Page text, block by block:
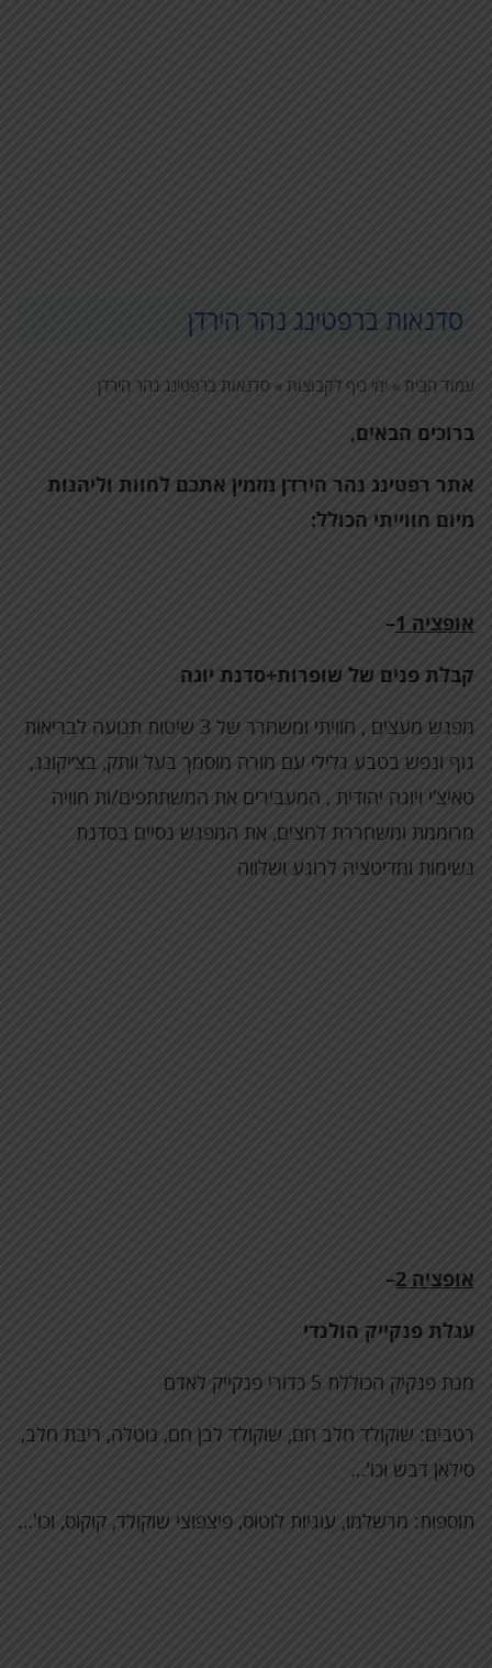
סדנאות ברפטינג נהר הירדן
עמוד הבית » ימי כיף לקבוצות » סדנאות ברפטינג נהר הירדן
ברוכים הבאים,
אתר רפטינג נהר הירדן מזמין אתכם לחוות וליהנות
מיום חווייתי הכולל:
אופציה 1
–
קבלת פנים של שופרות+סדנת יוגה
מפגש מעצים , חוויתי ומשחרר של 3 שיטות תנועה לבריאות
גוף ונפש בטבע גלילי עם מורה מוסמך בעל וותק, בצ׳יקונג,
טאיצ’י ויוגה יהודית , המעבירים את המשתתפים/ות חוויה
מרוממת ומשחררת לחצים, את המפגש נסיים בסדנת
נשימות ומדיטציה לרוגע ושלווה
אופציה 2
–
עגלת פנקייק הולנדי
מנת פנקיק הכוללת 5 כדורי פנקייק לאדם
רטבים: שוקולד חלב חם, שוקולד לבן חם, נוטלה, ריבת חלב,
סילאן דבש וכו'…
תוספות: מרשלמו, עוגיות לוטוס, פיצפוצי שוקולד, קוקוס, וכו'…